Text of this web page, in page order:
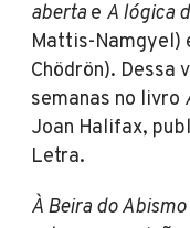
aberta e A lógica
Mattis-Namgyel)
Chödrön). Dessa
semanas no livro
Joan Halifax,
Letra.
À Beira do Abismo